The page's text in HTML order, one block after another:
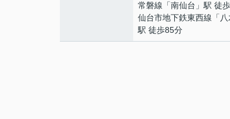
常磐線 「南仙台 」駅 徒
仙台市地下鉄東西線 「
駅 徒歩85分